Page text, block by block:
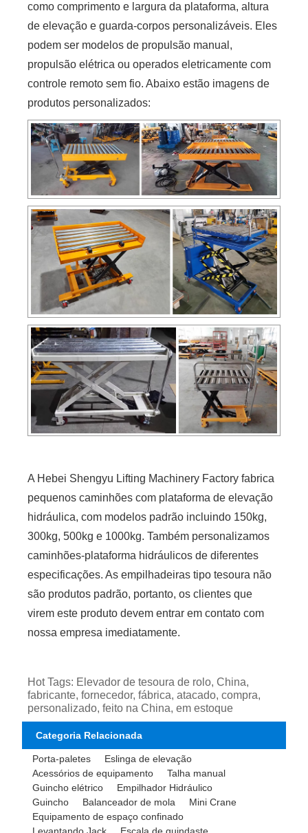
como comprimento e largura da plataforma, altura
de elevação e guarda-corpos personalizáveis. Eles
podem ser modelos de propulsão manual,
propulsão elétrica ou operados eletricamente com
controle remoto sem fio. Abaixo estão imagens de
produtos personalizados:
A Hebei Shengyu Lifting Machinery Factory fabrica
pequenos caminhões com plataforma de elevação
hidráulica, com modelos padrão incluindo 150kg,
300kg, 500kg e 1000kg. Também personalizamos
caminhões-plataforma hidráulicos de diferentes
especificações. As empilhadeiras tipo tesoura não
são produtos padrão, portanto, os clientes que
virem este produto devem entrar em contato com
nossa empresa imediatamente.
Hot Tags: Elevador de tesoura de rolo, China,
fabricante, fornecedor, fábrica, atacado, compra,
personalizado, feito na China, em estoque
Categoria Relacionada
Porta-paletes
Eslinga de elevação
Acessórios de equipamento
Talha manual
Guincho elétrico
Empilhador Hidráulico
Guincho
Balanceador de mola
Mini Crane
Equipamento de espaço confinado